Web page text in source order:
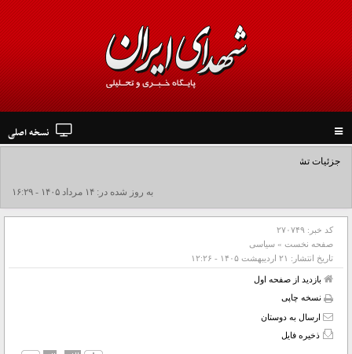
navigation
نسخه اصلی
جزئیات تشییع پیکر مطهر رهبر شهید در نجف و کربلا
به روز شده در: ۱۴ مرداد ۱۴۰۵ - ۱۶:۲۹
کد خبر: ۲۷۰۷۴۹
صفحه نخست » سیاسی
تاریخ انتشار: ۲۱ ارديبهشت ۱۴۰۵ - ۱۲:۲۶
بازدید از صفحه اول
نسخه چاپی
ارسال به دوستان
ذخیره فایل